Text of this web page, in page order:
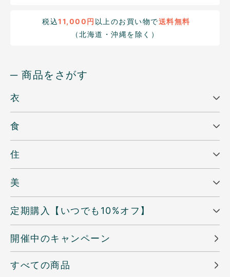
税込11,000円 以上のお買い物で送料無料
（北海道・沖縄を除く）
─ 商品をさがす
衣
食
住
美
定期購入【いつでも10%オフ】
開催中のキャンペーン
すべての商品